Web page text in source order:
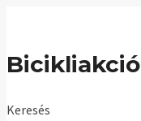
content
Bicikliakció
Keresés